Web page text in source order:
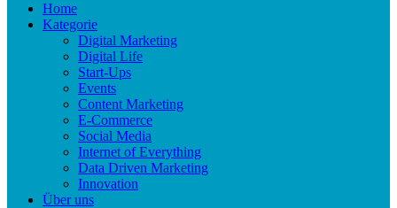
Home
Kategorie
Digital Marketing
Digital Life
Start-Ups
Events
Content Marketing
E-Commerce
Social Media
Internet of Everything
Data Driven Marketing
Innovation
Über uns